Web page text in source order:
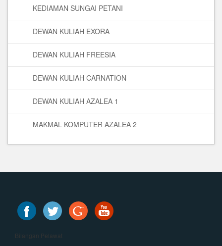
KEDIAMAN SUNGAI PETANI
DEWAN KULIAH EXORA
DEWAN KULIAH FREESIA
DEWAN KULIAH CARNATION
DEWAN KULIAH AZALEA 1
MAKMAL KOMPUTER AZALEA 2
Bilangan Pelawat